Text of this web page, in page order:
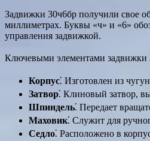
Задвижки 30ч6бр получили свое
миллиметрах. Буквы «ч» и «6»
управления задвижкой.
Ключевыми элементами задвижки
Корпус⁚ Изготовлен из
Затвор⁚ Клиновый затвор,
Шпиндель⁚ Передает
Маховик⁚ Служит для
Седло⁚ Расположено в